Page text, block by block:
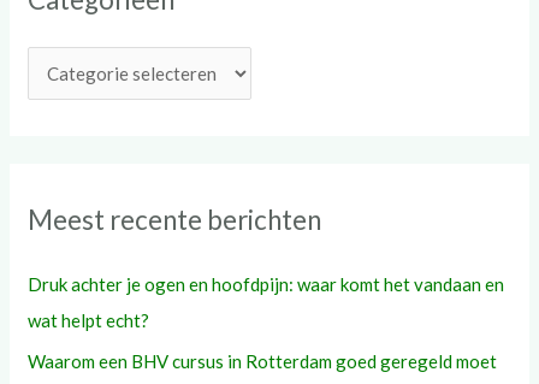
n
Meest recente berichten
Druk achter je ogen en hoofdpijn: waar komt het vandaan en
wat helpt echt?
Waarom een BHV cursus in Rotterdam goed geregeld moet